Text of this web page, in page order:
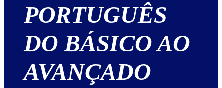
PORTUGUÊS
DO BÁSICO AO
AVANÇADO